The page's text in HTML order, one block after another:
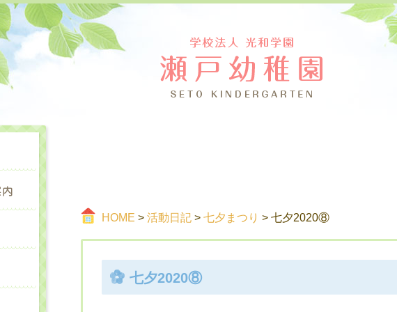
HOME > 活動日記 > 七夕まつり > 七夕2020⑧
七夕2020⑧
ごあいさつ
幼稚園のご案内
1日の生活